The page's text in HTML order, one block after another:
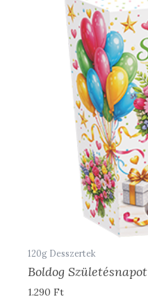
120g Desszertek
Boldog Születésnapot
1.290 Ft